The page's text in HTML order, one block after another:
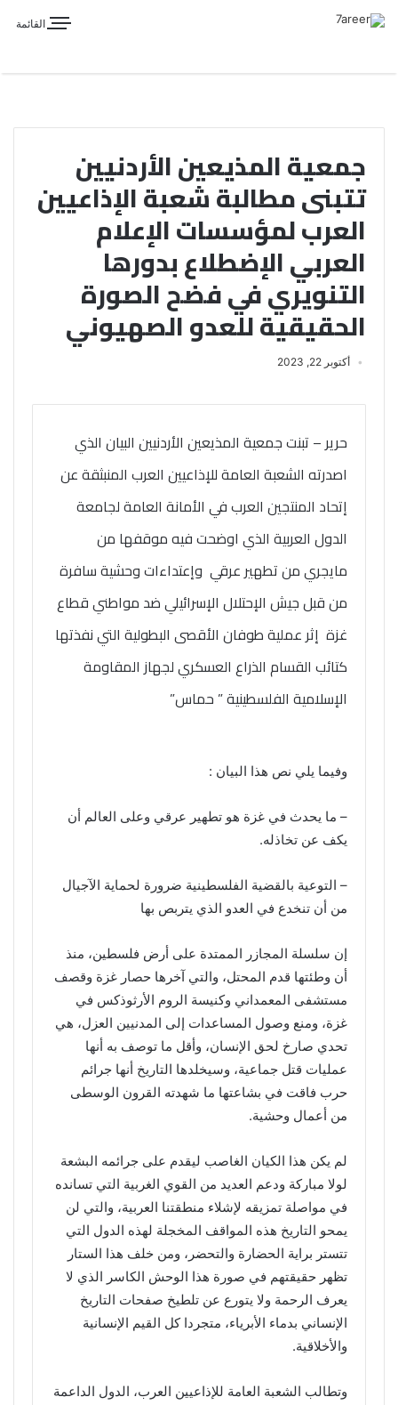
القائمة
جمعية المذيعين الأردنيين
تتبنى مطالبة شعبة الإذاعيين
العرب لمؤسسات الإعلام
العربي الإضطلاع بدورها
التنويري في فضح الصورة
الحقيقية للعدو الصهيوني
أكتوبر 22, 2023
حرير – تبنت جمعية المذيعين الأردنيين البيان الذي
اصدرته الشعبة العامة للإذاعيين العرب المنبثقة عن
إتحاد المنتجين العرب في الأمانة العامة لجامعة
الدول العربية الذي اوضحت فيه موقفها من
مايجري من تطهير عرقي وإعتداءات وحشية سافرة
من قبل جيش الإحتلال الإسرائيلي ضد مواطني قطاع
غزة إثر عملية طوفان الأقصى البطولية التي نفذتها
كتائب القسام الذراع العسكري لجهاز المقاومة
الإسلامية الفلسطينية ” حماس”
وفيما يلي نص هذا البيان :
– ما يحدث في غزة هو تطهير عرقي وعلى العالم أن
يكف عن تخاذله.
– التوعية بالقضية الفلسطينية ضرورة لحماية الآجيال
من أن تنخدع في العدو الذي يتربص بها
إن سلسلة المجازر الممتدة على أرض فلسطين، منذ
أن وطئتها قدم المحتل، والتي آخرها حصار غزة وقصف
مستشفى المعمداني وكنيسة الروم الأرثوذكس في
غزة، ومنع وصول المساعدات إلى المدنيين العزل، هي
تحدي صارخ لحق الإنسان، وأقل ما توصف به أنها
عمليات قتل جماعية، وسيخلدها التاريخ أنها جرائم
حرب فاقت في بشاعتها ما شهدته القرون الوسطى
من أعمال وحشية.
لم يكن هذا الكيان الغاصب ليقدم على جرائمه البشعة
لولا مباركة ودعم العديد من القوي الغربية التي تسانده
في مواصلة تمزيقه لإشلاء منطقتنا العربية، والتي لن
يمحو التاريخ هذه المواقف المخجلة لهذه الدول التي
تتستر براية الحضارة والتحضر، ومن خلف هذا الستار
تظهر حقيقتهم في صورة هذا الوحش الكاسر الذي لا
يعرف الرحمة ولا يتورع عن تلطيخ صفحات التاريخ
الإنساني بدماء الأبرياء، متجردا كل القيم الإنسانية
والأخلاقية.
وتطالب الشعبة العامة للإذاعيين العرب، الدول الداعمة